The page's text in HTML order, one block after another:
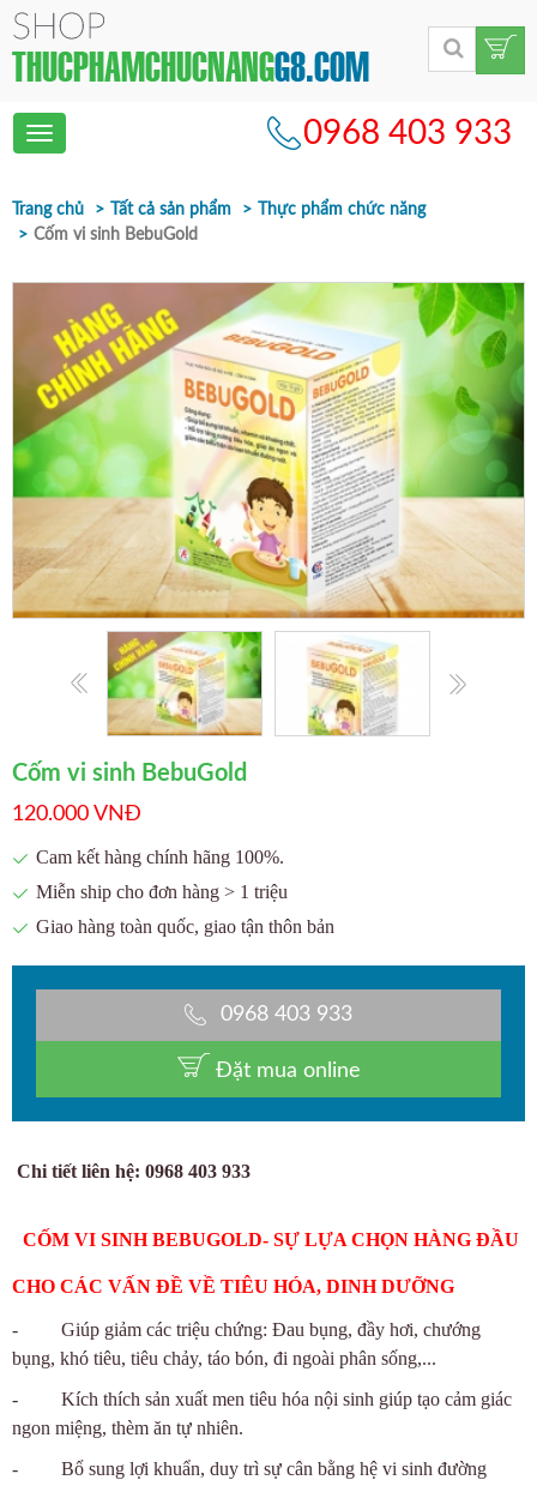
Toggle
0968 403 933
Trang chủ Tất cả sản phẩm
Thực phẩm chức năng
Cốm vi sinh BebuGold
Cốm vi sinh BebuGold
120.000 VNĐ
Cam kết hàng chính hãng 100%.
Miễn ship cho đơn hàng > 1 triệu
Giao hàng toàn quốc, giao tận thôn bản
0968 403 933
Đặt mua online
Chi tiết liên hệ: 0968 403 933
CỐM VI SINH BEBUGOLD- SỰ LỰA CHỌN HÀNG ĐẦU
CHO CÁC VẤN ĐỀ VỀ TIÊU HÓA, DINH DƯỠNG
- Giúp giảm các triệu chứng: Đau bụng, đầy hơi, chướng
bụng, khó tiêu, tiêu chảy, táo bón, đi ngoài phân sống,...
- Kích thích sản xuất men tiêu hóa nội sinh giúp tạo cảm giác
ngon miệng, thèm ăn tự nhiên.
- Bổ sung lợi khuẩn, duy trì sự cân bằng hệ vi sinh đường